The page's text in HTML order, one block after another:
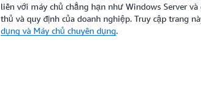
liền với máy chủ chẳng hạn như Windows Server
thủ và quy định của doanh nghiệp. Truy cập trang
dụng và Máy chủ chuyên dụng.